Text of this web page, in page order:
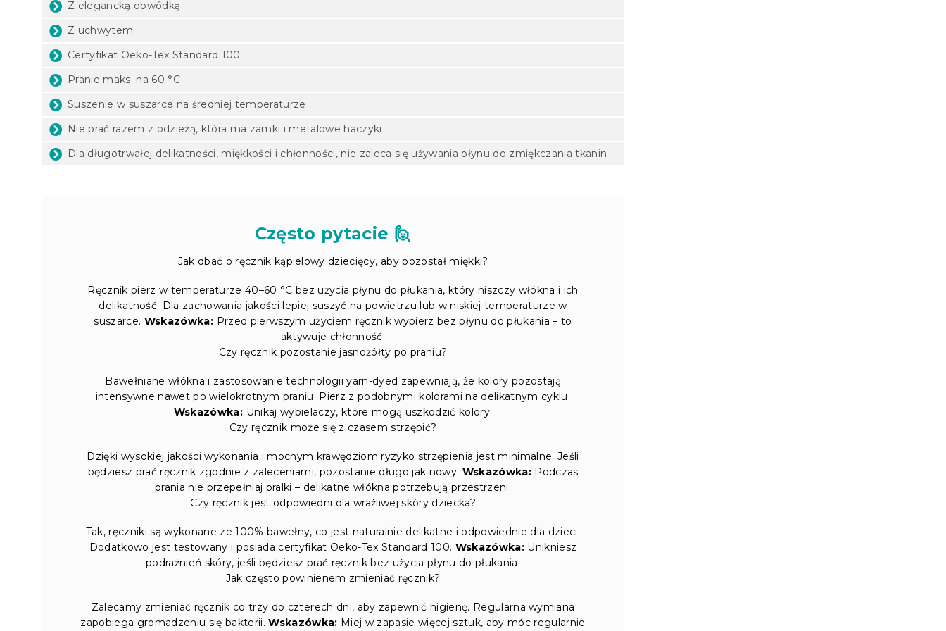
Z elegancką obwódką
Z uchwytem
Certyfikat Oeko-Tex Standard 100
Pranie maks. na 60 °C
Suszenie w suszarce na średniej temperaturze
Nie prać razem z odzieżą, która ma zamki i metalowe haczyki
Dla długotrwałej delikatności, miękkości i chłonności, nie zaleca się używania płynu do zmiękczania tkanin
Często pytacie 🙋
Jak dbać o ręcznik kąpielowy dziecięcy, aby pozostał miękki?
Ręcznik pierz w temperaturze 40–60 °C bez użycia płynu do płukania, który niszczy włókna i ich
delikatność. Dla zachowania jakości lepiej suszyć na powietrzu lub w niskiej temperaturze w
suszarce. Wskazówka: Przed pierwszym użyciem ręcznik wypierz bez płynu do płukania – to
aktywuje chłonność.
Czy ręcznik pozostanie jasnożółty po praniu?
Bawełniane włókna i zastosowanie technologii yarn-dyed zapewniają, że kolory pozostają
intensywne nawet po wielokrotnym praniu. Pierz z podobnymi kolorami na delikatnym cyklu.
Wskazówka: Unikaj wybielaczy, które mogą uszkodzić kolory.
Czy ręcznik może się z czasem strzępić?
Dzięki wysokiej jakości wykonania i mocnym krawędziom ryzyko strzępienia jest minimalne. Jeśli
będziesz prać ręcznik zgodnie z zaleceniami, pozostanie długo jak nowy. Wskazówka:Podczas
prania nie przepełniaj pralki – delikatne włókna potrzebują przestrzeni.
Czy ręcznik jest odpowiedni dla wrażliwej skóry dziecka?
Tak, ręczniki są wykonane ze 100% bawełny, co jest naturalnie delikatne i odpowiednie dla dzieci.
Dodatkowo jest testowany i posiada certyfikat Oeko-Tex Standard 100. Wskazówka: Unikniesz
podrażnień skóry, jeśli będziesz prać ręcznik bez użycia płynu do płukania.
Jak często powinienem zmieniać ręcznik?
Zalecamy zmieniać ręcznik co trzy do czterech dni, aby zapewnić higienę. Regularna wymiana
zapobiega gromadzeniu się bakterii.Wskazówka: Miej w zapasie więcej sztuk, aby móc regularnie